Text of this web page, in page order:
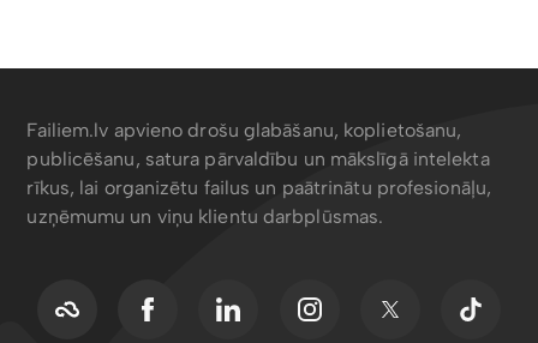
Failiem.lv apvieno drošu glabāšanu, koplietošanu,
publicēšanu, satura pārvaldību un mākslīgā intelekta
rīkus, lai organizētu failus un paātrinātu profesionāļu,
uzņēmumu un viņu klientu darbplūsmas.